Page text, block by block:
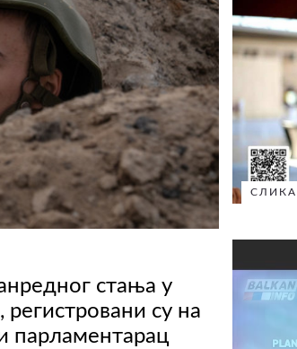
стања у
су на
парламентарац